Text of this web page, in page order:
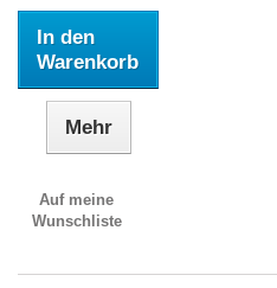
In den
Warenkorb
Mehr
Auf meine
Wunschliste